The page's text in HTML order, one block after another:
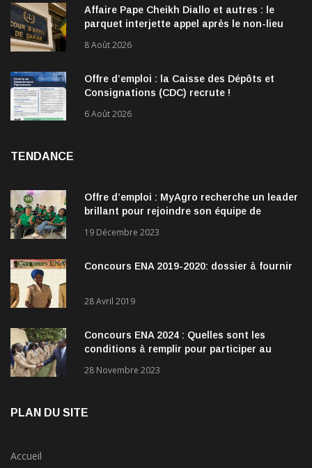
Affaire Pape Cheikh Diallo et autres : le
parquet interjette appel après le non-lieu
8 Août 2026
Offre d’emploi : la Caisse des Dépôts et
Consignations (CDC) recrute !
6 Août 2026
TENDANCE
Offre d’emploi : MyAgro recherche un leader
brillant pour rejoindre son équipe de
19 Décembre 2023
Concours ENA 2019-2020: dossier à fournir
28 Avril 2019
Concours ENA 2024 : Quelles sont les
conditions à remplir pour participer au
28 Novembre 2023
PLAN DU SITE
Accueil